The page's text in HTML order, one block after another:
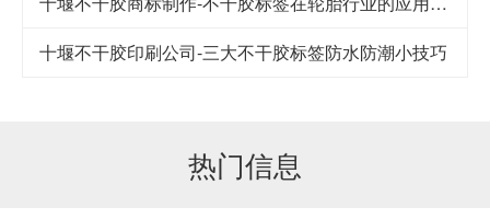
十堰不干胶印刷公司-​三大不干胶标签防水防潮小技巧
热门信息